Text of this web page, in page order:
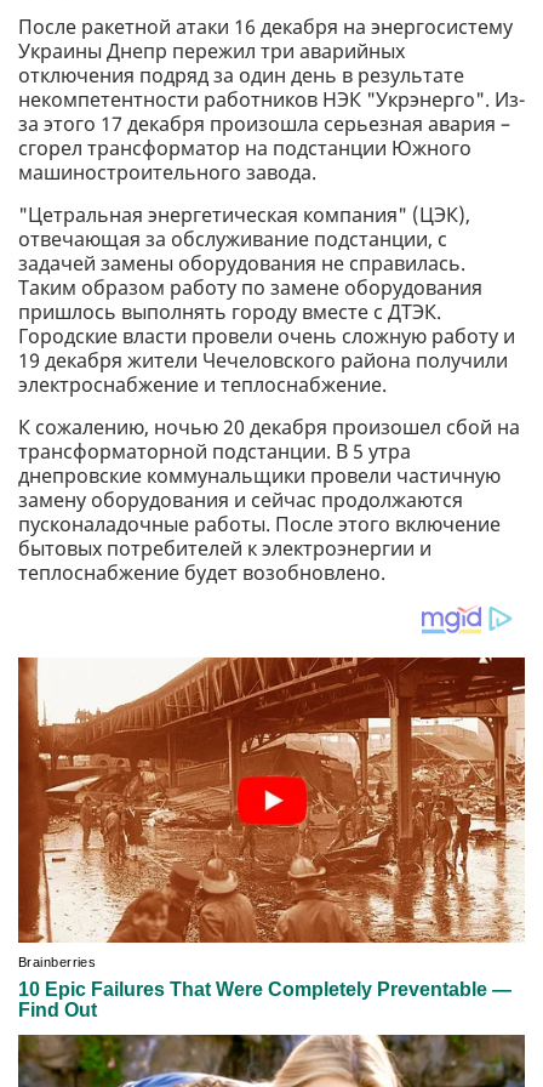
После ракетной атаки 16 декабря на энергосистему
Украины Днепр пережил три аварийных
отключения подряд за один день в результате
некомпетентности работников НЭК "Укрэнерго". Из-
за этого 17 декабря произошла серьезная авария –
сгорел трансформатор на подстанции Южного
машиностроительного завода.
"Цетральная энергетическая компания" (ЦЭК),
отвечающая за обслуживание подстанции, с
задачей замены оборудования не справилась.
Таким образом работу по замене оборудования
пришлось выполнять городу вместе с ДТЭК.
Городские власти провели очень сложную работу и
19 декабря жители Чечеловского района получили
электроснабжение и теплоснабжение.
К сожалению, ночью 20 декабря произошел сбой на
трансформаторной подстанции. В 5 утра
днепровские коммунальщики провели частичную
замену оборудования и сейчас продолжаются
пусконаладочные работы. После этого включение
бытовых потребителей к электроэнергии и
теплоснабжение будет возобновлено.